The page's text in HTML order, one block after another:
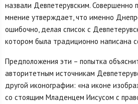
назвали Девпете­рувским. Совершенно
мнение утверждает, что именно
ошибочно, делая список с
котором была традиционно напи­сана
Предположения эти – попытка
авторитетным источникам
другой иконографии: «на иконе
со стоя­щим Младенцем Иисусом с